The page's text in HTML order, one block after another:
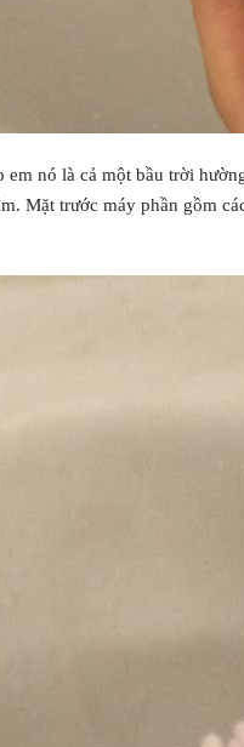
nó là cả một bầu trời
Mặt trước máy phần gồm